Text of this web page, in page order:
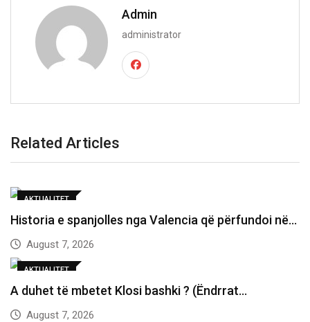
Admin
administrator
Related Articles
AKTUALITET
Historia e spanjolles nga Valencia që përfundoi në…
August 7, 2026
AKTUALITET
A duhet të mbetet Klosi bashki ? (Ëndrrat…
August 7, 2026